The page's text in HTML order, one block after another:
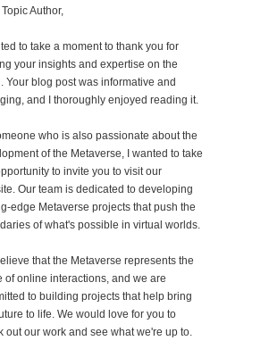
Author,
to take a moment to thank you for
your insights and expertise on the
Your blog post was informative and
and I thoroughly enjoyed reading it.
who is also passionate about the
of the Metaverse, I wanted to take
to invite you to visit our
Our team is dedicated to developing
edge Metaverse projects that push the
of what's possible in virtual worlds.
that the Metaverse represents the
of online interactions, and we are
to building projects that help bring
to life. We would love for you to
out our work and see what we're up to.